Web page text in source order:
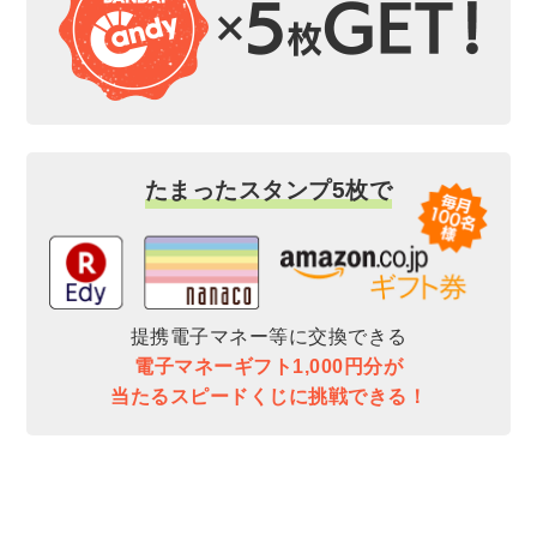
たまったスタンプ5枚で
提携電子マネー等に交換できる
電子マネーギフト1,000円分が
当たるスピードくじに挑戦できる！